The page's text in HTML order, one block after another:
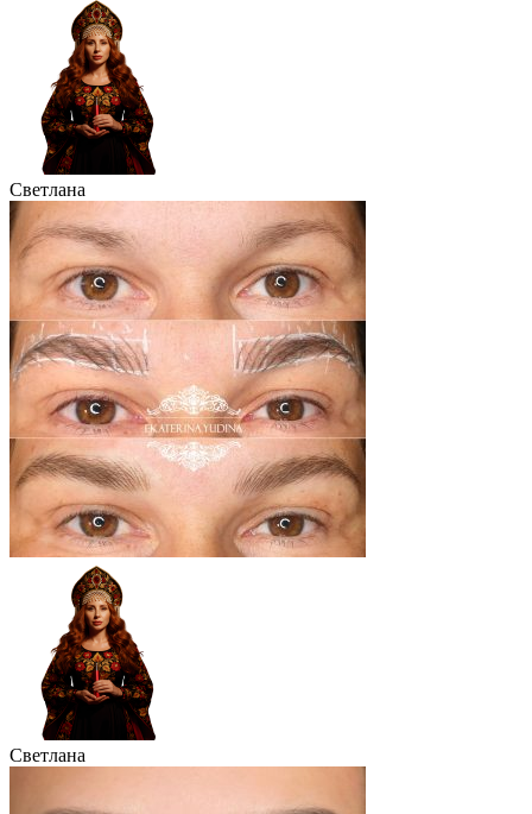
Светлана
Светлана